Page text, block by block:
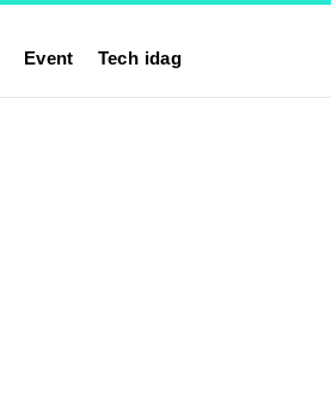
Event Tech idag